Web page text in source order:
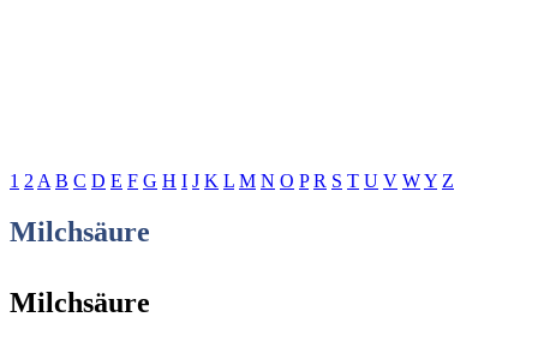
1 2 A B C D E F G H I J K L M N O P R S T U V WY Z
Milchsäure
Milchsäure